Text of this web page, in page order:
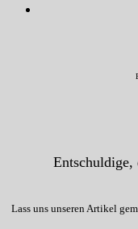
Entschuldige,
Lass uns unseren Artikel